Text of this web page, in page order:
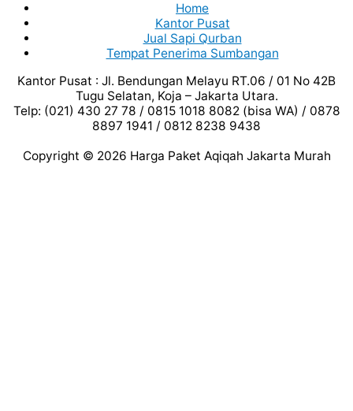
Home
Kantor Pusat
Jual Sapi Qurban
Tempat Penerima Sumbangan
Kantor Pusat : Jl. Bendungan Melayu RT.06 / 01 No 42B
Tugu Selatan, Koja – Jakarta Utara.
Telp: (021) 430 27 78 / 0815 1018 8082 (bisa WA) / 0878
8897 1941 / 0812 8238 9438
Copyright © 2026 Harga Paket Aqiqah Jakarta Murah